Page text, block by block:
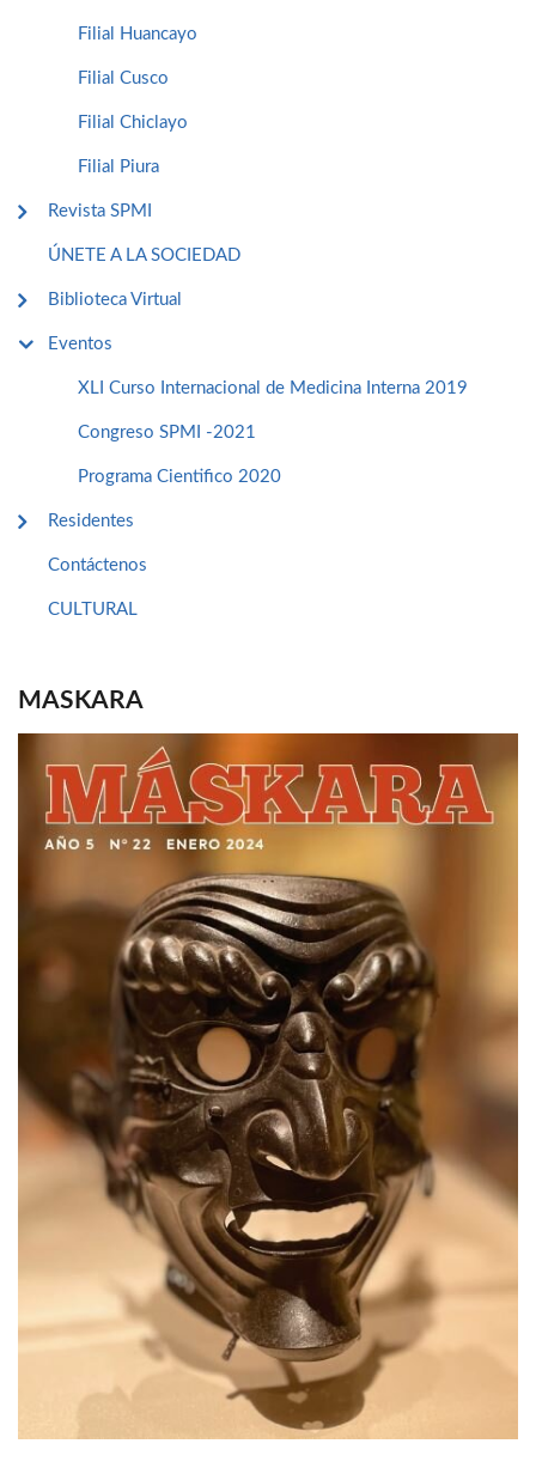
Filial Huancayo
Filial Cusco
Filial Chiclayo
Filial Piura
Revista SPMI
ÚNETE A LA SOCIEDAD
Biblioteca Virtual
Eventos
XLI Curso Internacional de Medicina Interna 2019
Congreso SPMI -2021
Programa Cientifico 2020
Residentes
Contáctenos
CULTURAL
MASKARA